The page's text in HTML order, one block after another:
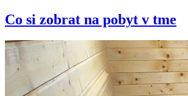
Co si zobrat na pobyt v tme